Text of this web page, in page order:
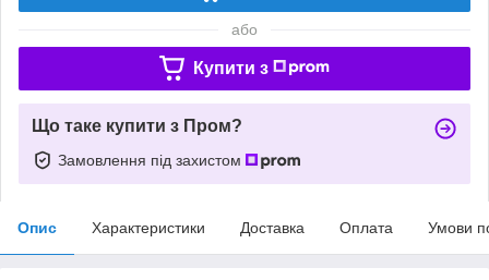
або
Купити з
Що таке купити з Пром?
Замовлення під захистом
Опис Характеристики Доставка Оплата Умови